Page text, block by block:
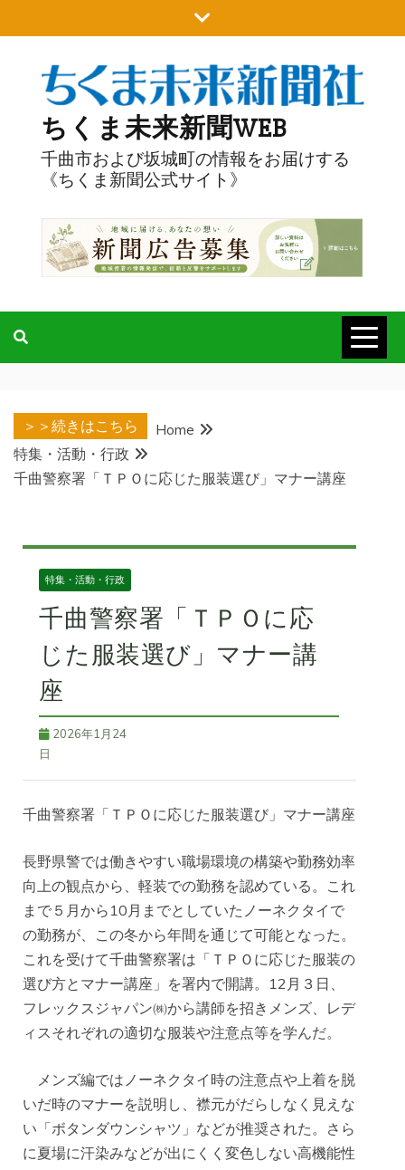
to
ちくま未来新聞WEB
千曲市および坂城町の情報をお届けする
《ちくま新聞公式サイト》
＞＞続きはこちら
Home
特集・活動・行政
千曲警察署「ＴＰＯに応じた服装選び」マナー講座
特集・活動・行政
千曲警察署「ＴＰＯに応
じた服装選び」マナー講
座
2026年1月24
日
千曲警察署「ＴＰＯに応じた服装選び」マナー講座
長野県警では働きやすい職場環境の構築や勤務効率
向上の観点から、軽装での勤務を認めている。これ
まで５月から10月までとしていたノーネクタイで
の勤務が、この冬から年間を通じて可能となった。
これを受けて千曲警察署は「ＴＰＯに応じた服装の
選び方とマナー講座」を署内で開講。12月３日、
フレックスジャパン㈱から講師を招きメンズ、レデ
ィスそれぞれの適切な服装や注意点等を学んだ。
メンズ編ではノーネクタイ時の注意点や上着を脱
いだ時のマナーを説明し、襟元がだらしなく見えな
い「ボタンダウンシャツ」などが推奨された。さら
に夏場に汗染みなどが出にくく変色しない高機能性